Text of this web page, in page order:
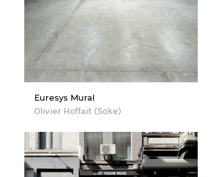
Euresys Mural
Olivier Hoffait (Soke)